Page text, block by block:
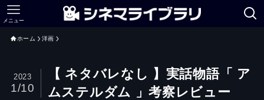
メニュー
ホーム 洋画
【 ネタバレなし 】実話物語「 ア
ムステルダム 」考察レビュー
2023
1/10